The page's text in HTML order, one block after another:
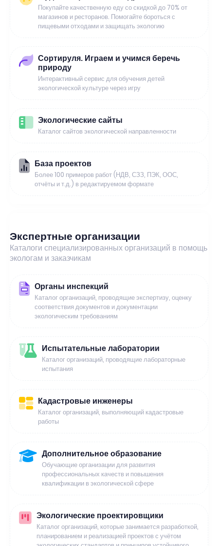
Покупайте качественную еду со скидкой до 70% от
магазинов и ресторанов. Помогайте бороться с
пищевыми отходами и защищать экологию
Сортируля. Играем и учимся беречь
природу
Интерактивный сервис для обучения детей
экологической культуре через игру
Экологические сайты
Каталог сайтов экологической направленности
База проектов
Более 100 примеров работ (НДВ, СЗЗ, ПЭК, ООС,
отчёты и т.д.) в редактируемом формате
Экспертные организации
Каталоги специализированных организаций в помощь
экологам и заказчикам
Органы инспекций
Каталог организаций, проводящие экспертизу, оценку
соответствия документов и документации
экологическим требованиям
Испытательные лаборатории
Каталог организаций, проводящие лабораторные
испытания
Кадастровые инженеры
Каталог организаций, выполняющий кадастровые
работы
Дополнительное образование
Обучающие организации для развития
профессиональных качеств и повышения
квалификации в экологической сфере
Экологические проектировщики
Каталог организаций, которые занимается разработкой,
планированием и реализацией проектов с учётом